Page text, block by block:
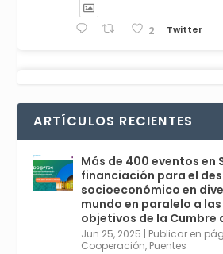
2 Twitter
r
comienza en Sevilla este
Conferencia
con el Congreso de
6, Congreso de
Sociales y la Salud; y los
de Economía Industrial.
4
1 2 Twitter
ARTÍCULOS RECIENTES
Más de 400 eventos en
financiación para el
socioeconómico en
mundo en paralelo a
objetivos de la Cumbre
Jun 25, 2025 | Publicar en
Cooperación, Puentes